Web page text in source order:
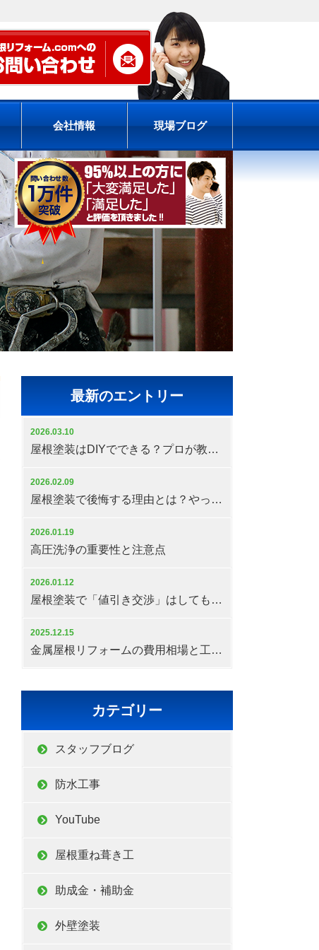
会社情報 現場ブログ
最新のエントリー
2026.03.10
屋根塗装はDIYでできる？プロが教える注意点と失敗しない判断基準
2026.02.09
屋根塗装で後悔する理由とは？やってはいけない判断と対策
2026.01.19
高圧洗浄の重要性と注意点
2026.01.12
屋根塗装で「値引き交渉」はしてもいいの？
2025.12.15
金属屋根リフォームの費用相場と工期の目安
カテゴリー
スタッフブログ
防水工事
YouTube
屋根重ね葺き工
助成金・補助金
外壁塗装